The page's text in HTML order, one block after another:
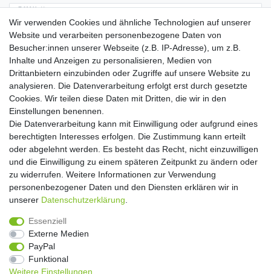
E-MAIL **
Hiermit bestätige ich, dass ich die Daten­schutz­erklärung
Einwilligung kann ich jederzeit widerrufen.**
Abonnieren
** Hierbei handelt es sich um ein Pflichtfeld.
Widerrufs­recht Widerrufs­formular Impressum
Daten­schutz­erklärung AGB Kontakt
Wir verwenden Cookies und ähnliche Technologien auf unserer
Website und verarbeiten personenbezogene Daten von
Besucher:innen unserer Webseite (z.B. IP-Adresse), um z.B.
Inhalte und Anzeigen zu personalisieren, Medien von
Drittanbietern einzubinden oder Zugriffe auf unsere Website zu
analysieren. Die Datenverarbeitung erfolgt erst durch gesetzte
Cookies. Wir teilen diese Daten mit Dritten, die wir in den
Einstellungen benennen.
Die Datenverarbeitung kann mit Einwilligung oder aufgrund eines
berechtigten Interesses erfolgen. Die Zustimmung kann erteilt
oder abgelehnt werden. Es besteht das Recht, nicht einzuwilligen
und die Einwilligung zu einem späteren Zeitpunkt zu ändern oder
zu widerrufen. Weitere Informationen zur Verwendung
personenbezogener Daten und den Diensten erklären wir in
unserer Daten­schutz­erklärung
Essenziell
Externe Medien
PayPal
Funktional
Weitere Einstellungen
Copyright 2016 | Dekushop.de | Alle Rechte vorbehalten. |
Angebote gelten nur für Industrie, Handel, Handwerk und